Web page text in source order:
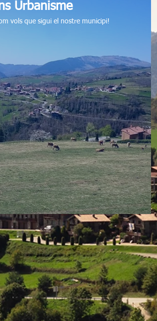
Urbanisme
vols que sigui el nostre municipi!